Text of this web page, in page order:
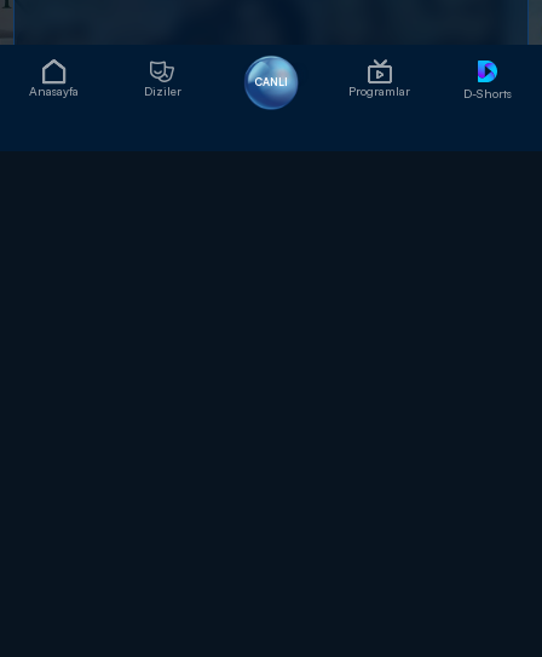
Anasayfa Diziler
CANLI
Programlar D-Shorts